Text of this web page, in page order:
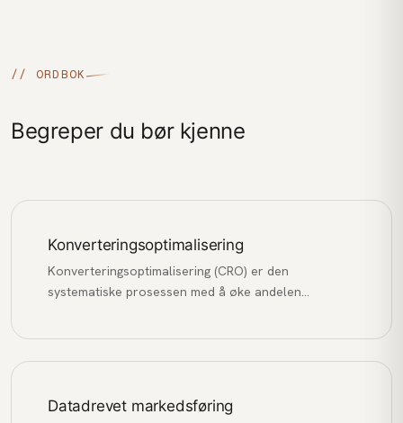
// ORDBOK
Begreper du bør kjenne
Konverteringsoptimalisering
Konverteringsoptimalisering (CRO) er den
systematiske prosessen med å øke andelen
Datadrevet markedsføring